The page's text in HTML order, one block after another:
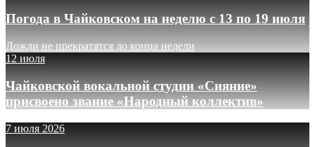
Погода в Чайковском на неделю с 13 по 19 июля
Дожди не прекратятся до конца недели
12 июля
Чайковской вокальной студии «Сияние»
присвоено звание «Народный коллектив»
7 июля 2026